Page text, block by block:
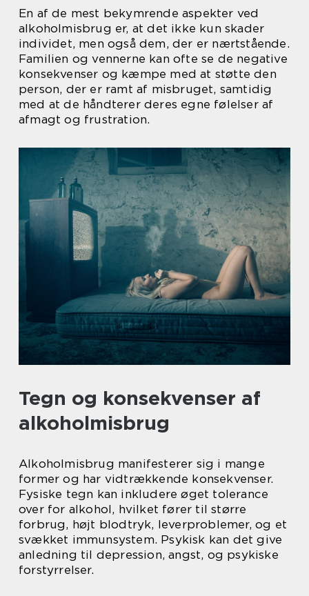
En af de mest bekymrende aspekter ved
alkoholmisbrug er, at det ikke kun skader
individet, men også dem, der er nærtstående.
Familien og vennerne kan ofte se de negative
konsekvenser og kæmpe med at støtte den
person, der er ramt af misbruget, samtidig
med at de håndterer deres egne følelser af
afmagt og frustration.
Tegn og konsekvenser af
alkoholmisbrug
Alkoholmisbrug manifesterer sig i mange
former og har vidtrækkende konsekvenser.
Fysiske tegn kan inkludere øget tolerance
over for alkohol, hvilket fører til større
forbrug, højt blodtryk, leverproblemer, og et
svækket immunsystem. Psykisk kan det give
anledning til depression, angst, og psykiske
forstyrrelser.